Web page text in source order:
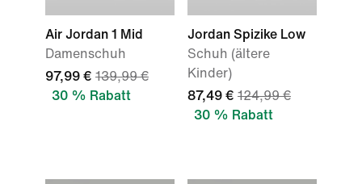
Air Jordan 1 Mid
Damenschuh
97,99 € 139,99 €
30 % Rabatt
Jordan Spizike Low
Schuh (ältere
Kinder)
87,49 € 124,99 €
30 % Rabatt